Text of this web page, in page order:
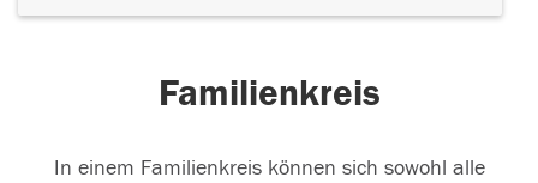
Familienkreis
In einem Familienkreis können sich sowohl alle